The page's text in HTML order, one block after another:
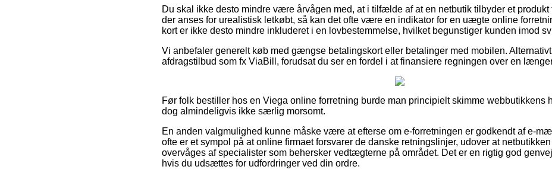
Du skal ikke desto mindre være årvågen med, at i tilfælde af at en netbutik tilbyder et produkt
der anses for urealistisk letkøbt, så kan det ofte være en indikator for en uægte online
kort er ikke desto mindre inkluderet i en lovbestemmelse, hvilket begunstiger kunden imod
Vi anbefaler generelt køb med gængse betalingskort eller betalinger med mobilen.
afdragstilbud som fx ViaBill, forudsat du ser en fordel i at finansiere regningen over en
Før folk bestiller hos en Viega online forretning burde man principielt skimme webbutikkens
dog almindeligvis ikke særlig morsomt.
En anden valgmulighed kunne måske være at efterse om e-forretningen er godkendt af e-
ofte er et sympol på at online firmaet forsvarer de danske retningslinjer, udover at
overvåges af specialister som behersker vedtægterne på området. Det er en rigtig god
hvis du udsættes for udfordringer ved din ordre.